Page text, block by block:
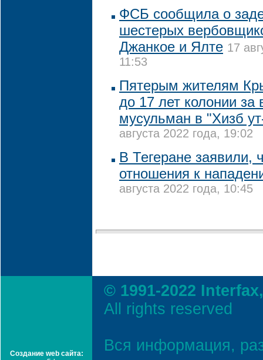
ФСБ сообщила о
шестерых
Джанкое и Ялте 17
11:53
Пятерым жителям
до 17 лет колонии за
мусульман в "Хизб
августа 2022 года, 19:02
В Тегеране заявили,
отношения к
августа 2022 года, 10:45
Создание web сайта:
© 1991-2022
All rights reserved
Вся информация,